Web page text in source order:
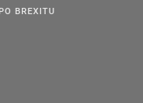
BREXITU